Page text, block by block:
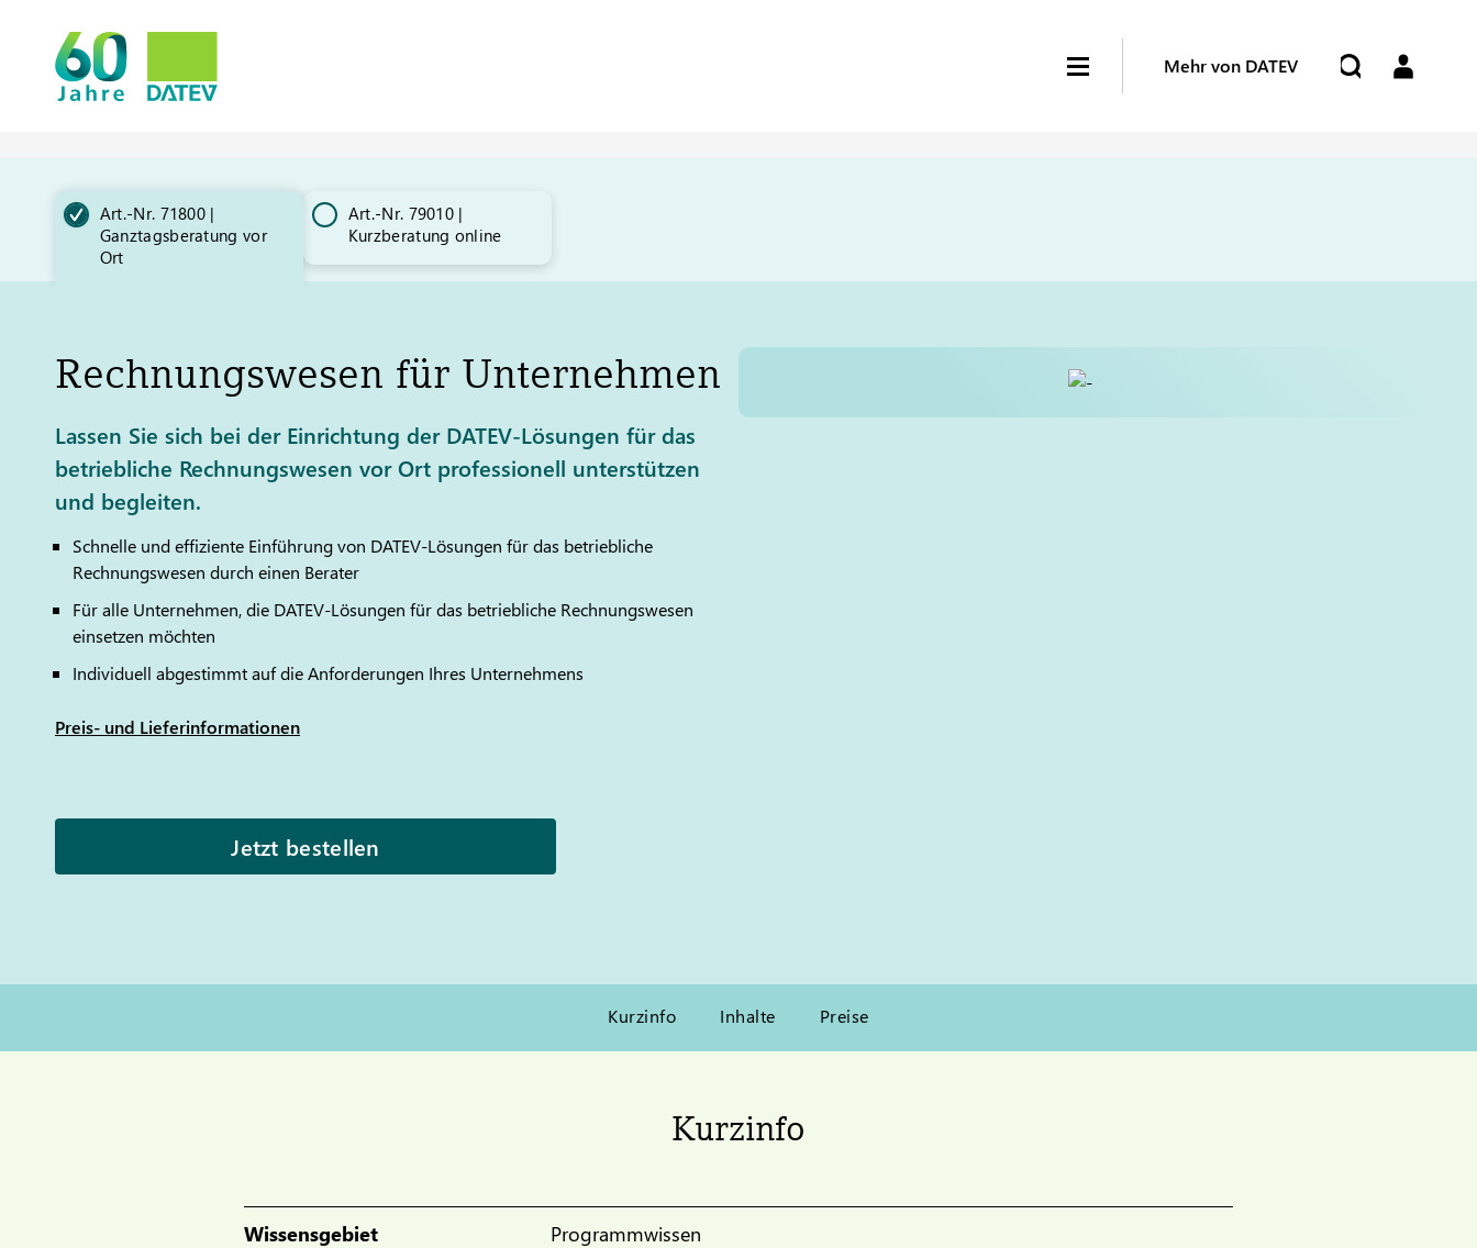
Mehr von DATEV
Art.-Nr. 71800 |
Ganztagsberatung vor
Ort
Art.-Nr. 79010 |
Kurzberatung online
Rechnungswesen für Unternehmen
Lassen Sie sich bei der Einrichtung der DATEV-Lösungen für das
betriebliche Rechnungswesen vor Ort professionell unterstützen
und begleiten.
Schnelle und effiziente Einführung von DATEV-Lösungen für das betriebliche
Rechnungswesen durch einen Berater
Für alle Unternehmen, die DATEV-Lösungen für das betriebliche Rechnungswesen
einsetzen möchten
Individuell abgestimmt auf die Anforderungen Ihres Unternehmens
Preis- und Lieferinformationen
Jetzt bestellen
Kurzinfo Inhalte Preise
Kurzinfo
Wissensgebiet Programmwissen